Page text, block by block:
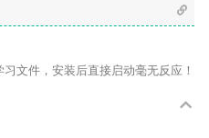
文件，安装后直接启动毫无反应！